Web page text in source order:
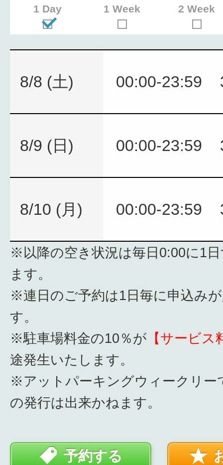
1 Day 1 Week 2 Week
8/8 (土) 00:00-23:59
8/9 (日) 00:00-23:59
8/10 (月) 00:00-23:59
※以降の空き状況は毎日0:00に1
ます。
※連日のご予約は1日毎に申込み
す。
※駐車場料金の10％が 【サービス
途発生いたします。
※アットパーキングウィークリー
の発行は出来かねます。
予約する